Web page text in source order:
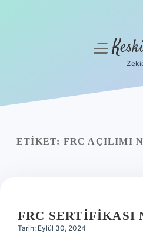
Yasal Uyarı
menüyü
ETIKET: FRC AÇILIMI
FRC SERTIFIKASI
Tarih: Eylül 30, 2024